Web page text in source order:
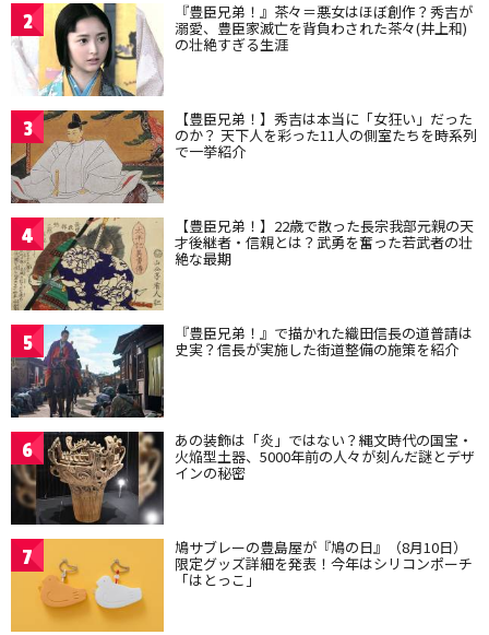
2 『豊臣兄弟！』茶々＝悪女はほぼ創作？秀吉が
溺愛、豊臣家滅亡を背負わされた茶々(井上和)
の壮絶すぎる生涯
3 【豊臣兄弟！】秀吉は本当に「女狂い」だった
のか？ 天下人を彩った11人の側室たちを時系列
で一挙紹介
4 【豊臣兄弟！】22歳で散った長宗我部元親の天
才後継者・信親とは？武勇を奮った若武者の壮
絶な最期
5 『豊臣兄弟！』で描かれた織田信長の道普請は
史実？信長が実施した街道整備の施策を紹介
6 あの装飾は「炎」ではない？縄文時代の国宝・
火焔型土器、5000年前の人々が刻んだ謎とデザ
インの秘密
7 鳩サブレーの豊島屋が『鳩の日』（8月10日）
限定グッズ詳細を発表！今年はシリコンポーチ
「はとっこ」